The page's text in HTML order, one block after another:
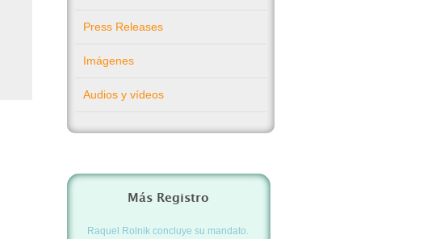
Press Releases
Imágenes
Audios y vídeos
Más Registro
Raquel Rolnik concluye su mandato.